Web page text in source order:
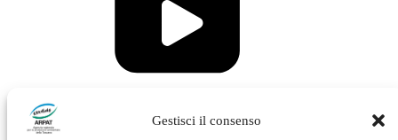
Gestisci il consenso
Vai al profilo Issuu di ARPAT